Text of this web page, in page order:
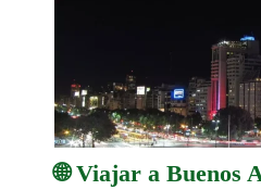
🌐 Viajar a